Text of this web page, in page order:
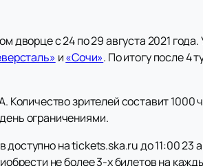
дворце с 24 по 29 августа 2021
и«Сочи». По итогу после 4
зрителей составит 1000
ограничениями.
на tickets.ska.ru до 11:00 23
не более 3-х билетов на